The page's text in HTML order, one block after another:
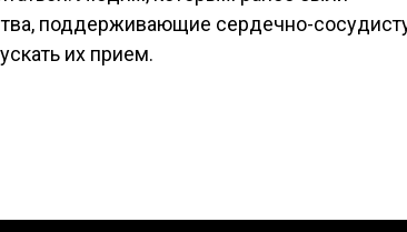
поддерживающие сердечно-
их прием.